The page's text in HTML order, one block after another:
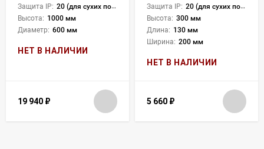
Защита IP: 20 (для сухих пом.)
Высота: 1000 мм
Диаметр: 600 мм
НЕТ В НАЛИЧИИ
19 940 ₽
Защита IP: 20 (для сухих пом.)
Высота: 300 мм
Длина: 130 мм
Ширина: 200 мм
НЕТ В НАЛИЧИИ
5 660 ₽